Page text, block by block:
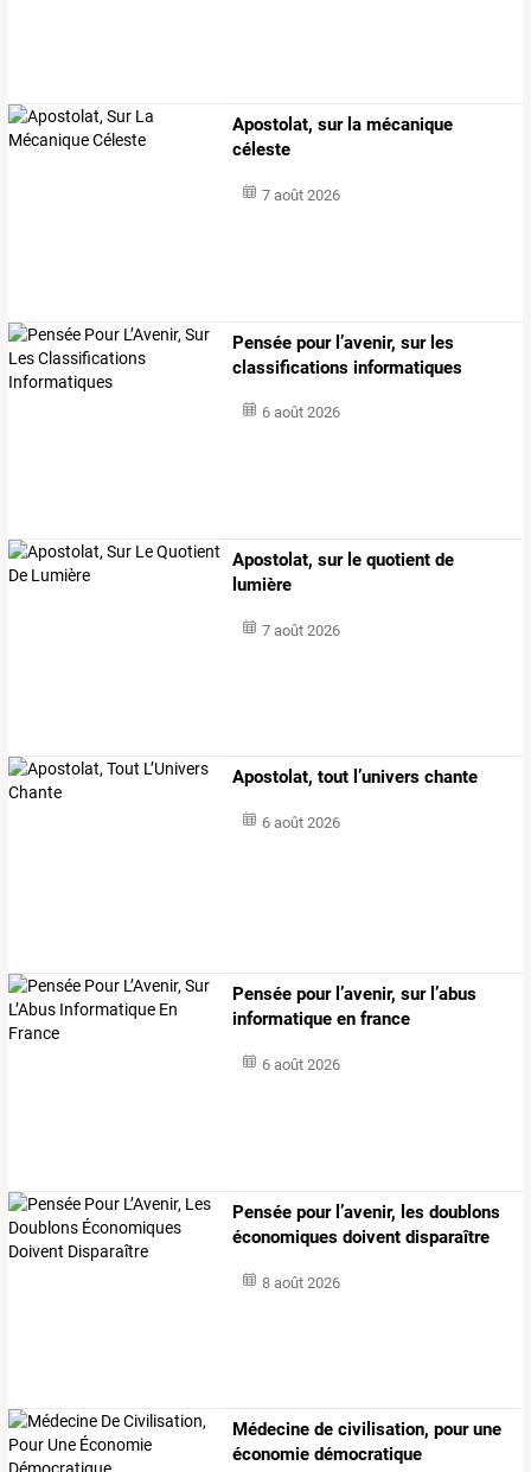
Apostolat, sur la mécanique
céleste
7 août 2026
Pensée pour l’avenir, sur les
classifications informatiques
6 août 2026
Apostolat, sur le quotient de
lumière
7 août 2026
Apostolat, tout l’univers chante
6 août 2026
Pensée pour l’avenir, sur l’abus
informatique en france
6 août 2026
Pensée pour l’avenir, les doublons
économiques doivent disparaître
8 août 2026
Médecine de civilisation, pour une
économie démocratique